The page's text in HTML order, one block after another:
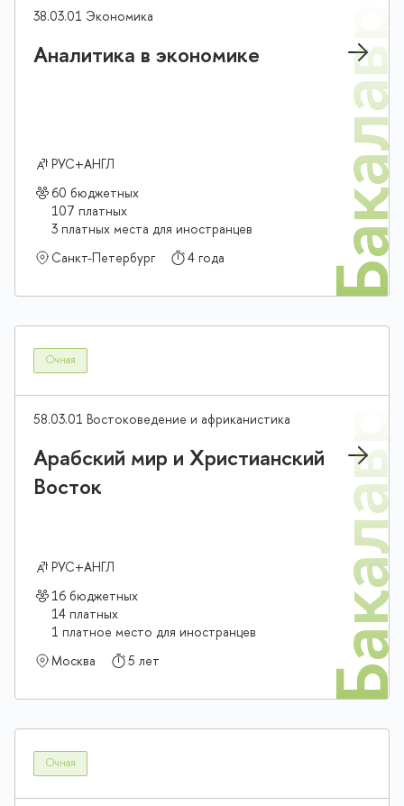
38.03.01 Экономика
Аналитика в экономике
РУС+АНГЛ
60 бюджетных
107 платных
3 платных места для иностранцев
Санкт-Петербург
4 года
Очная
58.03.01 Востоковедение и африканистика
Арабский мир и Христианский
Восток
РУС+АНГЛ
16 бюджетных
14 платных
1 платное место для иностранцев
Москва
5 лет
Очная